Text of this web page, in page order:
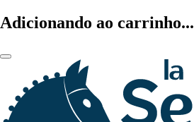
Adicionando ao carrinho...